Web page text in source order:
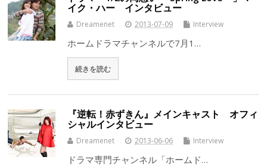
イク・ハー インタビュー
Dreamenet 2013-07-09 Interview
ホームドラマチャンネルで7月1…
続きを読む
『逆転！赤ずきん』メインキャスト オフィ
シャルインタビュー
Dreamenet 2013-06-06 Interview
ドラマ専門チャンネル「ホームド…